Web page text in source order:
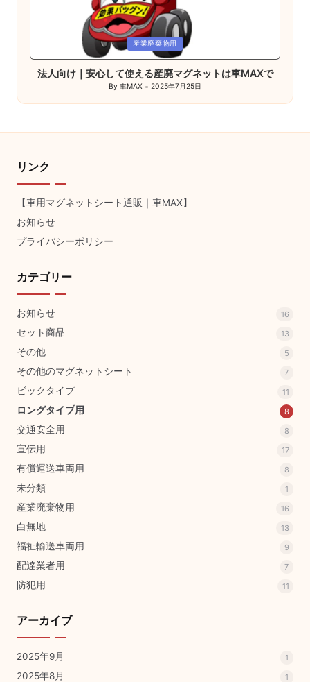
in
産業廃棄物用
法人向け｜安心して使える産廃マグネットは車MAXで
Posted
By 車MAX 2025年7月25日
リンク
【車用マグネットシート通販｜車MAX】
お知らせ
プライバシーポリシー
カテゴリー
お知らせ 16
セット商品 13
その他 5
その他のマグネットシート 7
ビックタイプ 11
ロングタイプ用 8
交通安全用 8
宣伝用 17
有償運送車両用 8
未分類 1
産業廃棄物用 16
白無地 13
福祉輸送車両用 9
配達業者用 7
防犯用 11
アーカイブ
2025年9月 1
2025年8月 1